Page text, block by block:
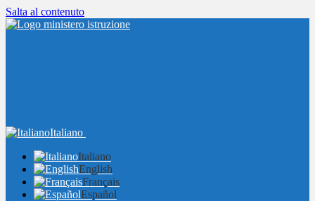
Salta al contenuto
Italiano
Italiano
English
Français
Español